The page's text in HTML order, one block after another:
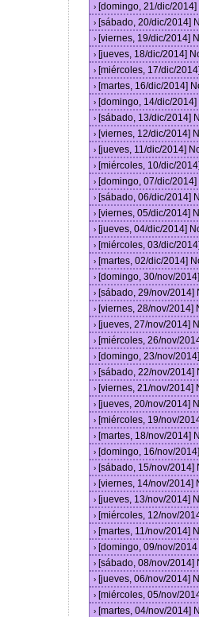
› [domingo, 21/dic/
› [sábado, 20/dic/2014]
› [viernes, 19/dic/2014]
› [jueves, 18/dic/2014]
› [miércoles, 17/dic/
› [martes, 16/dic/2014]
› [domingo, 14/dic/
› [sábado, 13/dic/2014]
› [viernes, 12/dic/2014]
› [jueves, 11/dic/2014]
› [miércoles, 10/dic/
› [domingo, 07/dic/
› [sábado, 06/dic/2014]
› [viernes, 05/dic/2014]
› [jueves, 04/dic/2014]
› [miércoles, 03/dic/
› [martes, 02/dic/2014]
› [domingo, 30/nov/
› [sábado, 29/nov/
› [viernes, 28/nov/
› [jueves, 27/nov/2014]
› [miércoles, 26/nov/
› [domingo, 23/nov/
› [sábado, 22/nov/
› [viernes, 21/nov/
› [jueves, 20/nov/2014]
› [miércoles, 19/nov/
› [martes, 18/nov/2014]
› [domingo, 16/nov/
› [sábado, 15/nov/
› [viernes, 14/nov/
› [jueves, 13/nov/2014]
› [miércoles, 12/nov/
› [martes, 11/nov/2014]
› [domingo, 09/nov/
› [sábado, 08/nov/
› [jueves, 06/nov/2014]
› [miércoles, 05/nov/
› [martes, 04/nov/2014]